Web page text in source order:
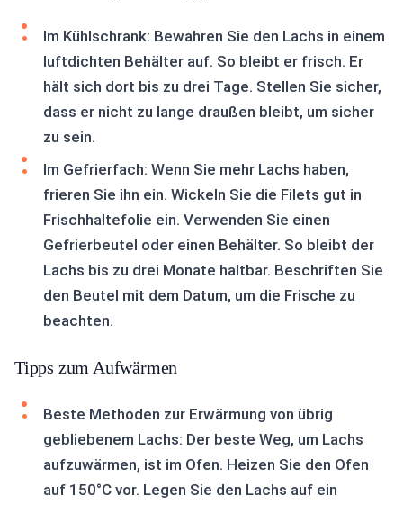
Im Kühlschrank: Bewahren Sie den Lachs in einem
luftdichten Behälter auf. So bleibt er frisch. Er
hält sich dort bis zu drei Tage. Stellen Sie sicher,
dass er nicht zu lange draußen bleibt, um sicher
zu sein.
Im Gefrierfach: Wenn Sie mehr Lachs haben,
frieren Sie ihn ein. Wickeln Sie die Filets gut in
Frischhaltefolie ein. Verwenden Sie einen
Gefrierbeutel oder einen Behälter. So bleibt der
Lachs bis zu drei Monate haltbar. Beschriften Sie
den Beutel mit dem Datum, um die Frische zu
beachten.
Tipps zum Aufwärmen
Beste Methoden zur Erwärmung von übrig
gebliebenem Lachs: Der beste Weg, um Lachs
aufzuwärmen, ist im Ofen. Heizen Sie den Ofen
auf 150°C vor. Legen Sie den Lachs auf ein